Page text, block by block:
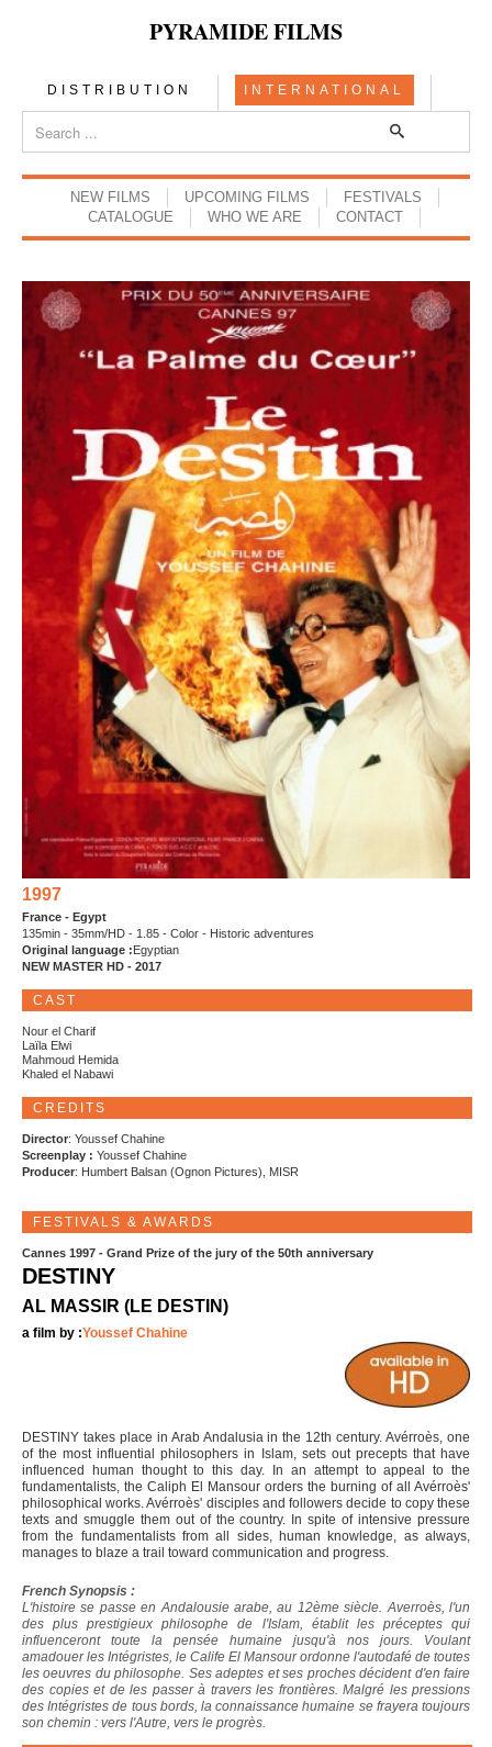
PYRAMIDE FILMS
DISTRIBUTION INTERNATIONAL
NEW FILMS UPCOMING FILMS
FESTIVALS
CATALOGUE
WHO WE ARE CONTACT
1997
France - Egypt
135min - 35mm/HD - 1.85 - Color - Historic adventures
Original language : Egyptian
NEW MASTER HD - 2017
CAST
Nour el Charif
Laïla Elwi
Mahmoud Hemida
Khaled el Nabawi
CREDITS
Director: Youssef Chahine
Screenplay : Youssef Chahine
Producer: Humbert Balsan (Ognon Pictures), MISR
FESTIVALS & AWARDS
Cannes 1997 - Grand Prize of the jury of the 50th anniversary
DESTINY
AL MASSIR (LE DESTIN)
a film by :Youssef Chahine
DESTINY takes place in Arab Andalusia in the 12th century. Avérroès, one
of the most influential philosophers in Islam, sets out precepts that have
influenced human thought to this day. In an attempt to appeal to the
fundamentalists, the Caliph El Mansour orders the burning of all Avérroès'
philosophical works. Avérroès' disciples and followers decide to copy these
texts and smuggle them out of the country. In spite of intensive pressure
from the fundamentalists from all sides, human knowledge, as always,
manages to blaze a trail toward communication and progress.
French Synopsis :
L'histoire se passe en Andalousie arabe, au 12ème siècle. Averroès, l'un
des plus prestigieux philosophe de l'Islam, établit les préceptes qui
influenceront toute la pensée humaine jusqu'à nos jours. Voulant
amadouer les Intégristes, le Calife El Mansour ordonne l'autodafé de toutes
les oeuvres du philosophe. Ses adeptes et ses proches décident d'en faire
des copies et de les passer à travers les frontières. Malgré les pressions
des Intégristes de tous bords, la connaissance humaine se frayera toujours
son chemin : vers l'Autre, vers le progrès.